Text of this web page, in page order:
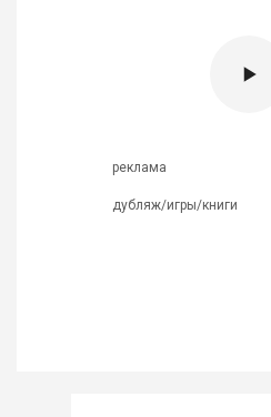
реклама
дубляж/игры/книги